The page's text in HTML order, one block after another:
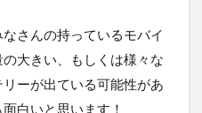
さんの持っているモバイ
大きい、もしくは様々な
ーが出ている可能性があ
白いと思います！